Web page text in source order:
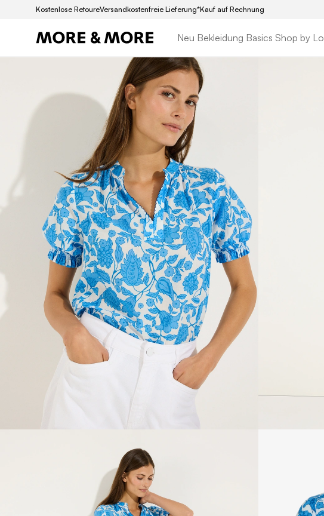
Kostenlose RetoureVersandkostenfreie Lieferung*Kauf auf Rechnung
Neu Bekleidung Basics Shop by